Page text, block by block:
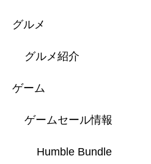
グルメ
グルメ紹介
ゲーム
ゲームセール情報
Humble Bundle